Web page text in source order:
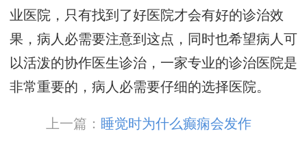
业医院，只有找到了好医院才会有好的诊治效
果，病人必需要注意到这点，同时也希望病人可
以活泼的协作医生诊治，一家专业的诊治医院是
非常重要的，病人必需要仔细的选择医院。
上一篇： 睡觉时为什么癫痫会发作